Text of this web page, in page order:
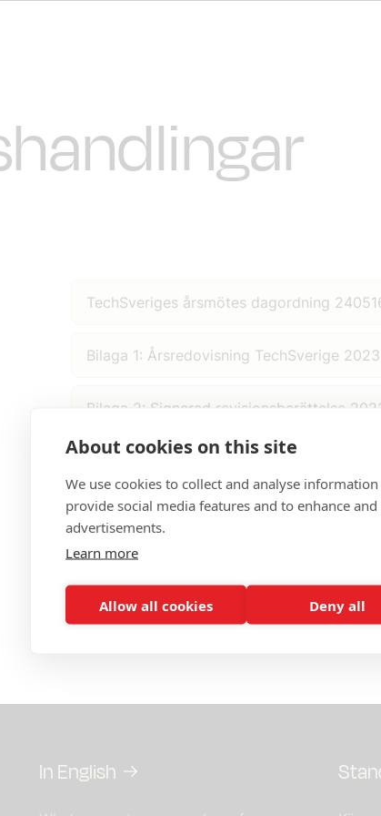
TechSveriges årsmötes dagordning
Bilaga 1: Årsredovisning TechSverige 2023
Bilaga 2: Signerad revisionsberättelse
Bilaga 4: Valberedningens och styrelsens
TechSveriges stadgar
In English
About cookies on this site
We use cookies to collect and analyse
provide social media features and to enhance
advertisements.
Learn more
Allow all cookies Deny all